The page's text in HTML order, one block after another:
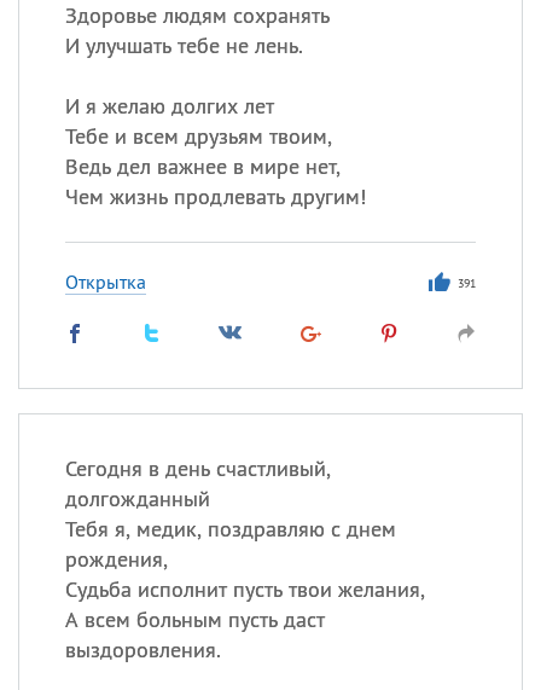
Здоровье людям сохранять
И улучшать тебе не лень.
И я желаю долгих лет
Тебе и всем друзьям твоим,
Ведь дел важнее в мире нет,
Чем жизнь продлевать другим!
Открытка 391
Сегодня в день счастливый,
долгожданный
Тебя я, медик, поздравляю с днем
рождения,
Судьба исполнит пусть твои желания,
А всем больным пусть даст
выздоровления.